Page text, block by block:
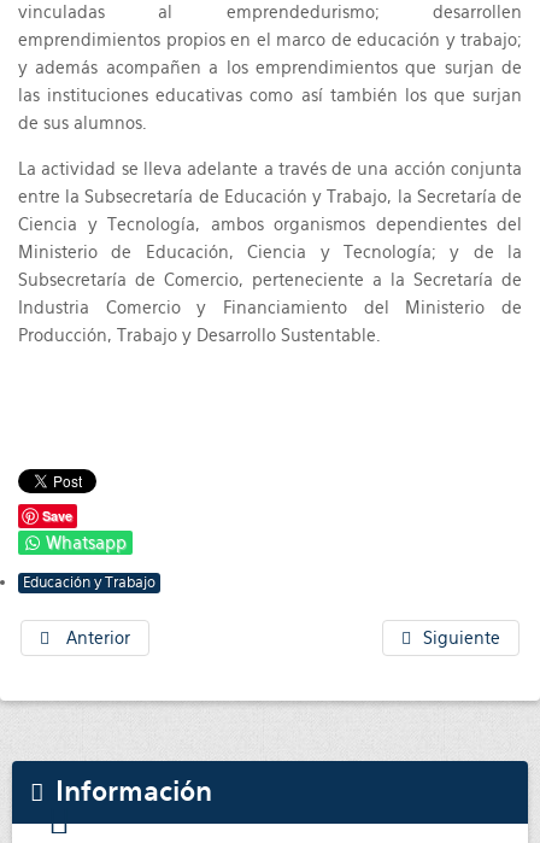
vinculadas al emprendedurismo; desarrollen
emprendimientos propios en el marco de educación y trabajo;
y además acompañen a los emprendimientos que surjan de
las instituciones educativas como así también los que surjan
de sus alumnos.
La actividad se lleva adelante a través de una acción conjunta
entre la Subsecretaría de Educación y Trabajo, la Secretaría de
Ciencia y Tecnología, ambos organismos dependientes del
Ministerio de Educación, Ciencia y Tecnología; y de la
Subsecretaría de Comercio, perteneciente a la Secretaría de
Industria Comercio y Financiamiento del Ministerio de
Producción, Trabajo y Desarrollo Sustentable.
Save
Whatsapp
Educación y Trabajo
Anterior Siguiente
Información